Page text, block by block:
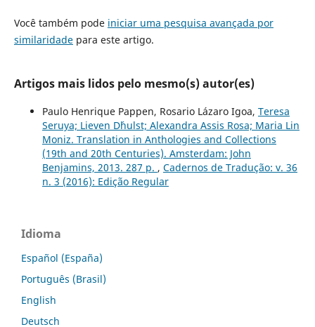
Você também pode iniciar uma pesquisa avançada por
similaridadepara este artigo.
Artigos mais lidos pelo mesmo(s) autor(es)
Paulo Henrique Pappen, Rosario Lázaro Igoa, Teresa
Seruya; Lieven D´hulst; Alexandra Assis Rosa; Maria Lin
Moniz. Translation in Anthologies and Collections
(19th and 20th Centuries). Amsterdam: John
Benjamins, 2013. 287 p. , Cadernos de Tradução: v. 36
n. 3 (2016): Edição Regular
Idioma
Español (España)
Português (Brasil)
English
Deutsch